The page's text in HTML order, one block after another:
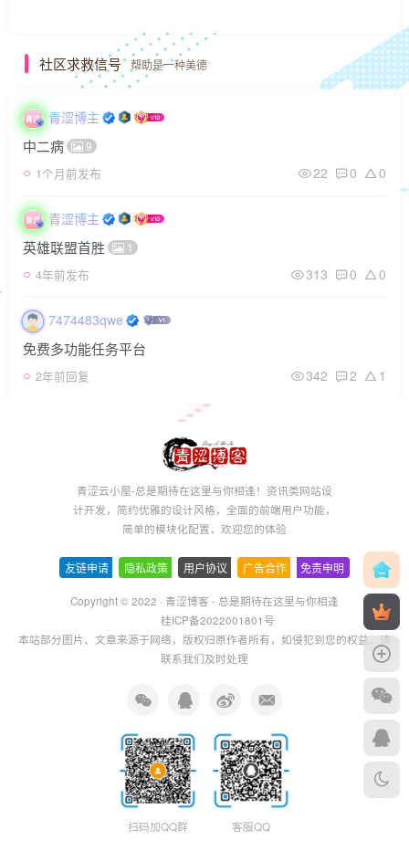
社区求救信号 帮助是一种美德
青涩博主
中二病 9
1个月前发布 22 0 0
青涩博主
英雄联盟首胜 1
4年前发布 313 0 0
7474483qwe
免费多功能任务平台
2年前回复 342 2 1
青涩云小屋-总是期待在这里与你相逢！资讯类网站设
计开发，简约优雅的设计风格，全面的前端用户功能，
简单的模块化配置，欢迎您的体验
友链申请 隐私政策 用户协议 广告合作 免责申明
Copyright © 2022 · 青涩博客 - 总是期待在这里与你相逢
桂ICP备2022001801号
本站部分图片、文章来源于网络，版权归原作者所有，如侵犯到您的权益，请
联系我们及时处理
扫码加QQ群 客服QQ